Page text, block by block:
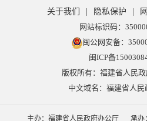
关于我们 隐私保护
网站标识码：
闽公网安备：
闽ICP备
版权所有：福建省人民
中文域名：福建省人民
主办：福建省人民政府办公厅 承办